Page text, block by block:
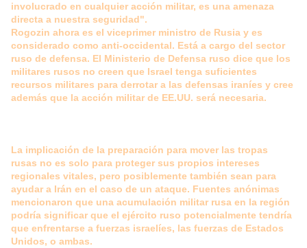
involucrado en cualquier acción militar, es una amenaza
directa a nuestra seguridad".
Rogozin ahora es el viceprimer ministro de Rusia y es
considerado como anti-occidental. Está a cargo del sector
ruso de defensa. El Ministerio de Defensa ruso dice que los
militares rusos no creen que Israel tenga suficientes
recursos militares para derrotar a las defensas iraníes y cree
además que la acción militar de EE.UU. será necesaria.
La implicación de la preparación para mover las tropas
rusas no es solo para proteger sus propios intereses
regionales vitales, pero posiblemente también sean para
ayudar a Irán en el caso de un ataque. Fuentes anónimas
mencionaron que una acumulación militar rusa en la región
podría significar que el ejército ruso potencialmente tendría
que enfrentarse a fuerzas israelíes, las fuerzas de Estados
Unidos, o ambas.